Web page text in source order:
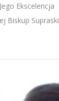
Ekscelencja
Biskup Supraski